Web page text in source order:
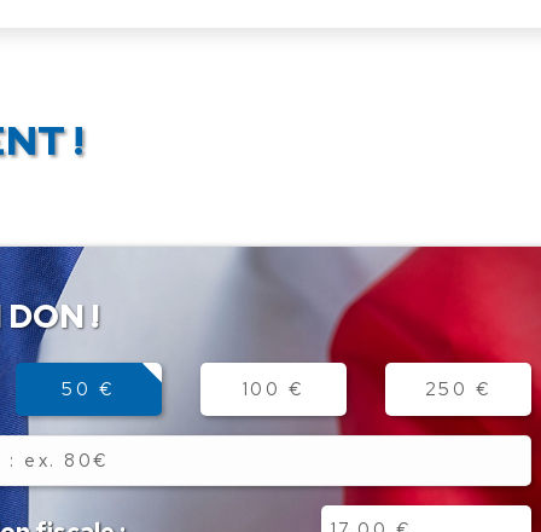
!
DON !
50 € 100 € 250 €